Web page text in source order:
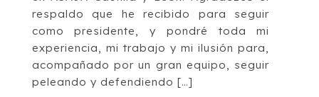
respaldo que he recibido para seguir
como presidente, y pondré toda mi
experiencia, mi trabajo y mi ilusión para,
acompañado por un gran equipo, seguir
peleando y defendiendo […]